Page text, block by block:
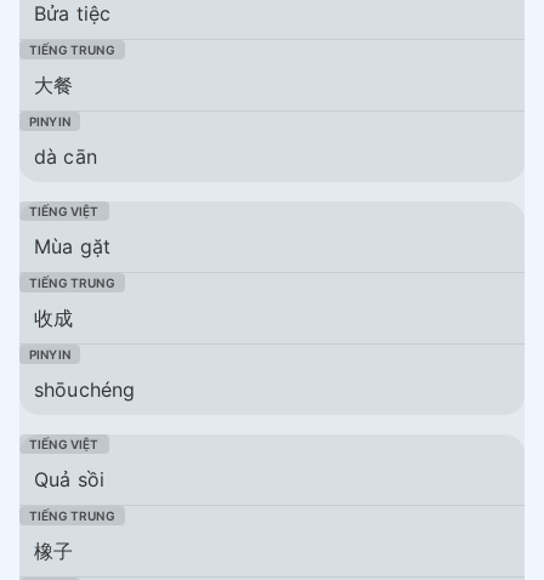
Bửa tiệc
大餐
dà cān
Mùa gặt
收成
shōuchéng
Quả sồi
橡子